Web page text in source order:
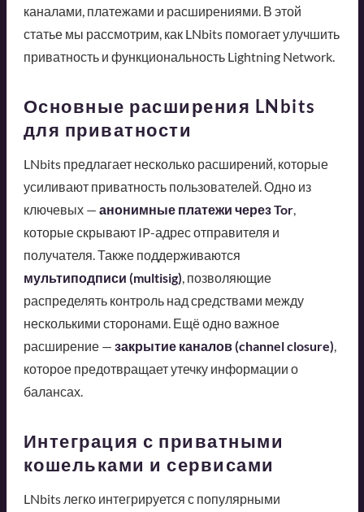
каналами, платежами и расширениями. В этой
статье мы рассмотрим, как LNbits помогает улучшить
приватность и функциональность Lightning Network.
Основные расширения LNbits
для приватности
LNbits предлагает несколько расширений, которые
усиливают приватность пользователей. Одно из
ключевых — анонимные платежи через Tor,
которые скрывают IP-адрес отправителя и
получателя. Также поддерживаются
мультиподписи (multisig), позволяющие
распределять контроль над средствами между
несколькими сторонами. Ещё одно важное
расширение — закрытие каналов (channel closure),
которое предотвращает утечку информации о
балансах.
Интеграция с приватными
кошельками и сервисами
LNbits легко интегрируется с популярными